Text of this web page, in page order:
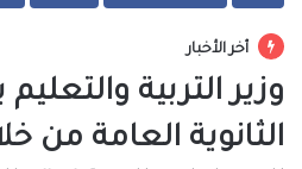
أخر الأخبار
وزير التربية
الثانوية العامة من